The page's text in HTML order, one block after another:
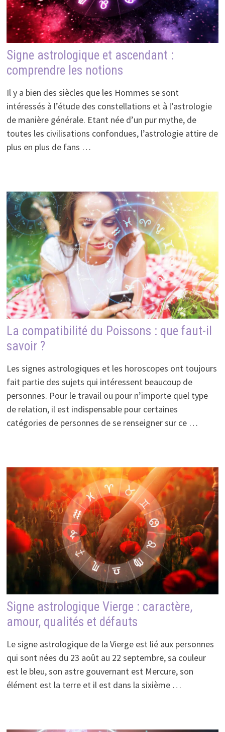
Signe astrologique et ascendant :
comprendre les notions
Il y a bien des siècles que les Hommes se sont
intéressés à l’étude des constellations et à l’astrologie
de manière générale. Etant née d’un pur mythe, de
toutes les civilisations confondues, l’astrologie attire de
plus en plus de fans …
La compatibilité du Poissons : que faut-il
savoir ?
Les signes astrologiques et les horoscopes ont toujours
fait partie des sujets qui intéressent beaucoup de
personnes. Pour le travail ou pour n’importe quel type
de relation, il est indispensable pour certaines
catégories de personnes de se renseigner sur ce …
Signe astrologique Vierge : caractère,
amour, qualités et défauts
Le signe astrologique de la Vierge est lié aux personnes
qui sont nées du 23 août au 22 septembre, sa couleur
est le bleu, son astre gouvernant est Mercure, son
élément est la terre et il est dans la sixième …